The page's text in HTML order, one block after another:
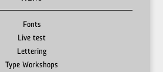
Fonts
Live test
Lettering
Type Workshops